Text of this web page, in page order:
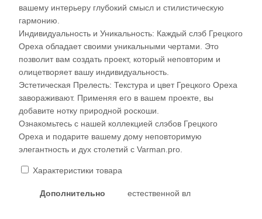
вашему интерьеру глубокий смысл и стилистическую
гармонию.
Индивидуальность и Уникальность: Каждый слэб Грецкого
Ореха обладает своими уникальными чертами. Это
позволит вам создать проект, который неповторим и
олицетворяет вашу индивидуальность.
Эстетическая Прелесть: Текстура и цвет Грецкого Ореха
завораживают. Применяя его в вашем проекте, вы
добавите нотку природной роскоши.
Ознакомьтесь с нашей коллекцией слэбов Грецкого
Ореха и подарите вашему дому неповторимую
элегантность и дух столетий с Varman.pro.
Характеристики товара
Дополнительно естественной вл